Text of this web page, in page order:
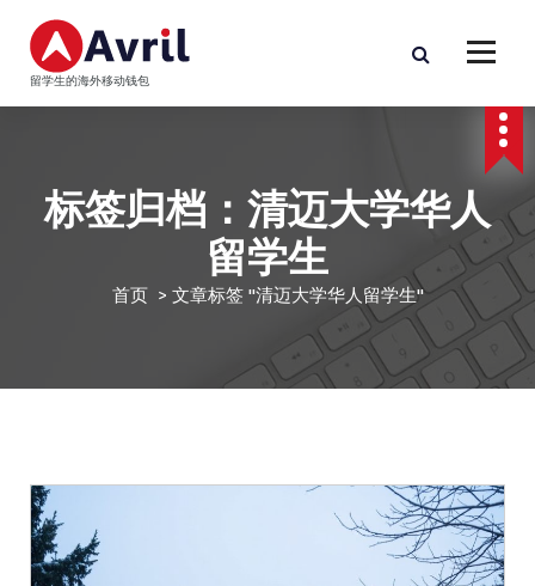
留学生的海外移动钱包
标签归档：清迈大学华人
留学生
首页> 文章标签 "清迈大学华人留学生"